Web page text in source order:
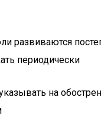
развиваются
периодически
на